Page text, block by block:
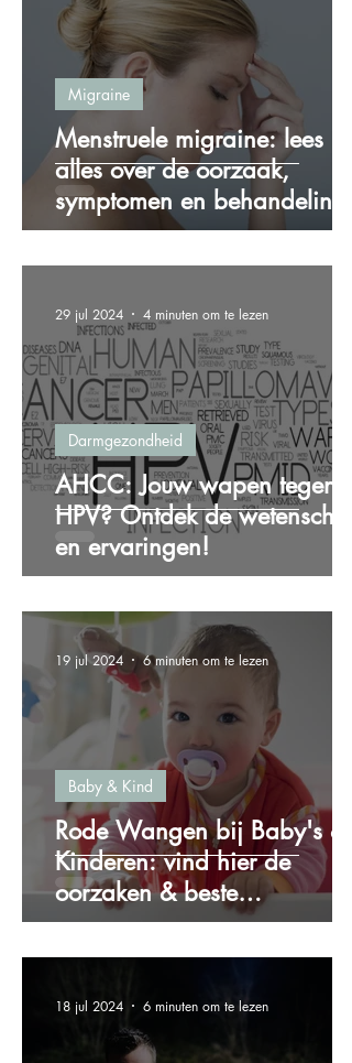
Menstruele migraine: lees
alles over de oorzaak,
symptomen en behandeling!
Migraine
AHCC: Jouw wapen tegen
HPV? Ontdek de wetenschap
en ervaringen!
Darmgezondheid
29 jul 2024 4 minuten om te lezen
Rode Wangen bij Baby's &
Kinderen: vind hier de
oorzaken & beste
oplossingen!
Baby & Kind
19 jul 2024 6 minuten om te lezen
18 jul 2024 6 minuten om te lezen